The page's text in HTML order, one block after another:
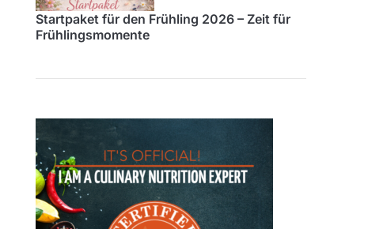
Startpaket für den Frühling 2026 – Zeit für
Frühlingsmomente